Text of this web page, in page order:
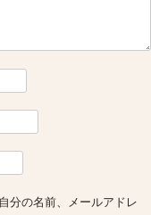
分の名前、メールアドレ